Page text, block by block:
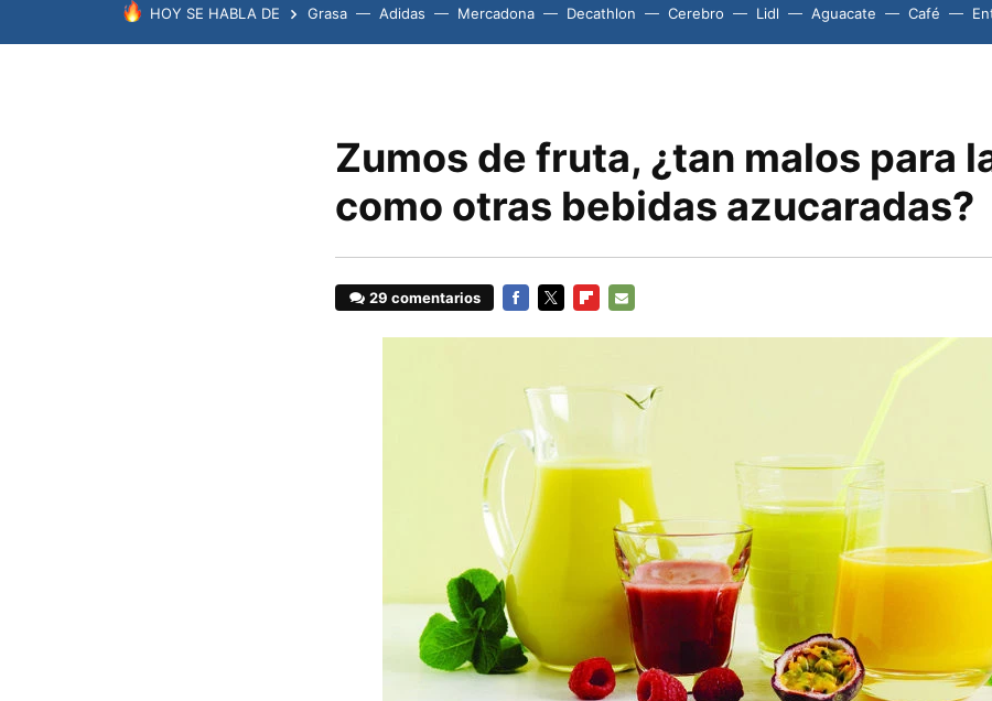
HOY SE HABLA DE Grasa Adidas Mercadona Decathlon Cerebro Lidl Aguacate Café
Zumos de fruta, ¿tan malos para
como otras bebidas azucaradas?
29 comentarios